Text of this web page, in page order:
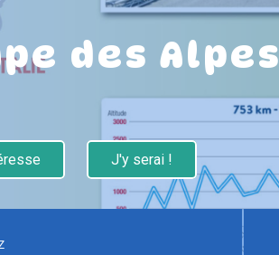
des Alpes
J'y serai !